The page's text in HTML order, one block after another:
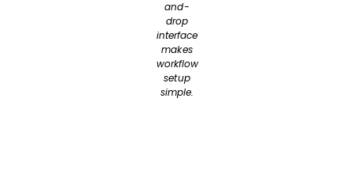
and-
drop
interface
makes
workflow
setup
simple.